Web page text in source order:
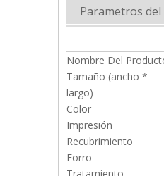
Parametros
Nombre Del
Tamaño (ancho *
largo)
Color
Impresión
Recubrimiento
Forro
Tratamiento